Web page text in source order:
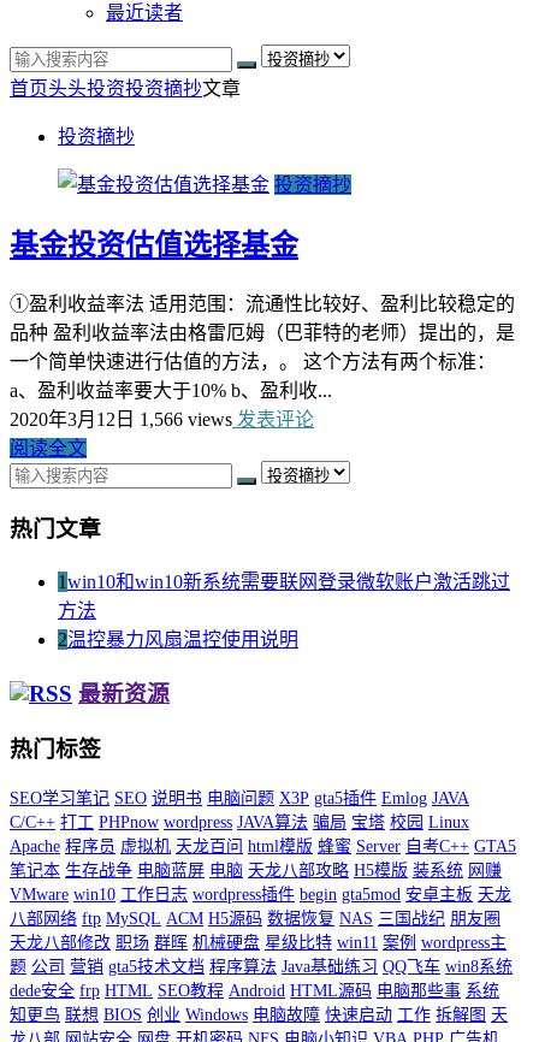
最近读者
首页头头投资投资摘抄文章
投资摘抄
投资摘抄
基金投资估值选择基金
①盈利收益率法 适用范围：流通性比较好、盈利比较稳定的
品种 盈利收益率法由格雷厄姆（巴菲特的老师）提出的，是
一个简单快速进行估值的方法，。 这个方法有两个标准：
a、盈利收益率要大于10% b、盈利收...
2020年3月12日 1,566 views 发表评论
阅读全文
热门文章
1win10和win10新系统需要联网登录微软账户激活跳过
方法
2温控暴力风扇温控使用说明
最新资源
热门标签
SEO学习笔记 SEO 说明书 电脑问题 X3P gta5插件 Emlog JAVA
C/C++ 打工 PHPnow wordpress JAVA算法 骗局 宝塔 校园 Linux
Apache 程序员 虚拟机 天龙百问 html模版 蜂蜜 Server 自考C++ GTA5
笔记本 生存战争 电脑蓝屏 电脑 天龙八部攻略 H5模版 装系统 网赚
VMware win10 工作日志 wordpress插件 begin gta5mod 安卓主板 天龙
八部网络 ftp MySQL ACM H5源码 数据恢复 NAS 三国战纪 朋友圈
天龙八部修改 职场 群晖 机械硬盘 星级比特 win11 案例 wordpress主
题 公司 营销 gta5技术文档 程序算法 Java基础练习 QQ飞车 win8系统
dede安全 frp HTML SEO教程 Android HTML源码 电脑那些事 系统
知更鸟 联想 BIOS 创业 Windows 电脑故障 快速启动 工作 拆解图 天